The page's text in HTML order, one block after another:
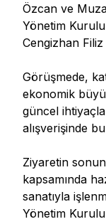
Özcan ve
Yönetim
Cengizhan Filiz
Görüşmede,
ekonomik
güncel
alışverişinde
Ziyaretin
kapsamında
sanatıyla
Yönetim